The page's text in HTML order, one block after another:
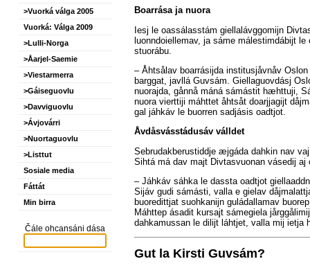
>Vuorká válga 2005
Vuorká: Válga 2009
>Lulli-Norga
>Åarjel-Saemie
>Viestarmerra
>Gáiseguovlu
>Davviguovlu
>Ávjovárri
>Nuortaguovlu
>Listtut
Sosiale media
Fáttát
Min birra
Čále ohcansáni dása
Boarrása ja nuora
Iesj le oassálasstám giellalávggomijn
luonndoiellemav, ja sáme málestimdábijt
stuorábu.
– Åhtsålav boarrásijda institusjåvnåv
barggat, javllá Guvsám. Giellaguovdásj
nuorajda, gånnå máná sámástit hæhttuji,
nuora vierttiji máhttet åhtsåt doarjjagijt
gal jáhkáv le buorren sadjásis oadtjot.
Åvdåsvásstádusáv válldet
Sebrudakberustiddje æjgáda dahkin nav
Sihtá má dav majt Divtasvuonan vásedij aj
– Jáhkáv sáhka le dassta oadtjot
Sijáv gudi sámásti, valla e gielav
buoredittjat suohkanijn guládallamav
Máhttep ásadit kursajt sámegiela
dahkamussan le dilijt láhtjet, valla mij
Gut la Kirsti Guvsám?